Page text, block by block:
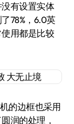
有设置实体
78%，6.0英
用都是比较
的边框也采用
润的处理，